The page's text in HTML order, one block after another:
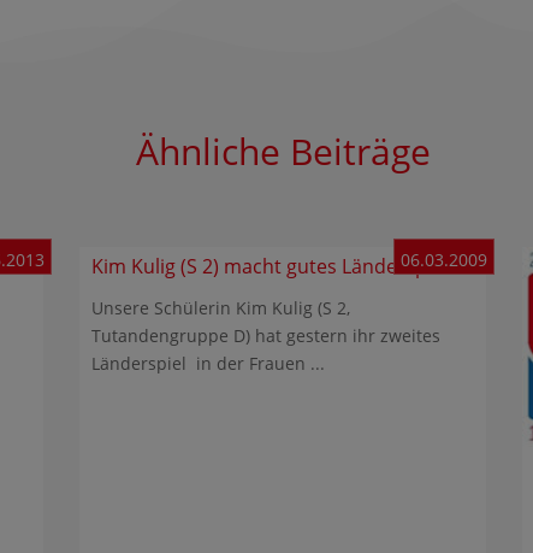
Ähnliche Beiträge
Kim Kulig (S 2) macht gutes Länderspiel
06.03.2009
Unsere Schülerin Kim Kulig (S 2,
Tutandengruppe D) hat gestern ihr zweites
Länderspiel in der Frauen ...